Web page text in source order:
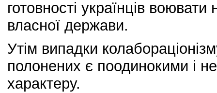
готовності українців
власної держави.
Утім випадки
полонених є поодинокими і
характеру.